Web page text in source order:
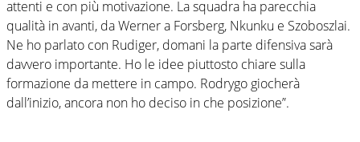
attenti e con più motivazione. La squadra ha parecchia
qualità in avanti, da Werner a Forsberg, Nkunku e Szoboszlai.
Ne ho parlato con Rudiger, domani la parte difensiva sarà
davvero importante. Ho le idee piuttosto chiare sulla
formazione da mettere in campo. Rodrygo giocherà
dall’inizio, ancora non ho deciso in che posizione”.